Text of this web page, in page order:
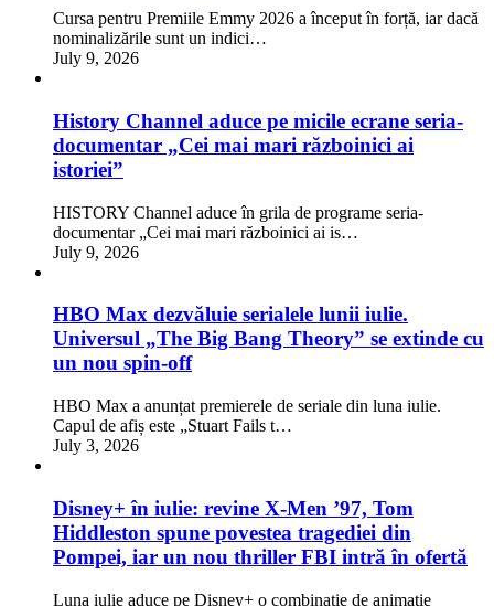
Cursa pentru Premiile Emmy 2026 a început în forță, iar dacă
nominalizările sunt un indici…
July 9, 2026
History Channel aduce pe micile ecrane seria-
documentar „Cei mai mari războinici ai
istoriei”
HISTORY Channel aduce în grila de programe seria-
documentar „Cei mai mari războinici ai is…
July 9, 2026
HBO Max dezvăluie serialele lunii iulie.
Universul „The Big Bang Theory” se extinde cu
un nou spin-off
HBO Max a anunțat premierele de seriale din luna iulie.
Capul de afiș este „Stuart Fails t…
July 3, 2026
Disney+ în iulie: revine X-Men ’97, Tom
Hiddleston spune povestea tragediei din
Pompei, iar un nou thriller FBI intră în ofertă
Luna iulie aduce pe Disney+ o combinație de animație